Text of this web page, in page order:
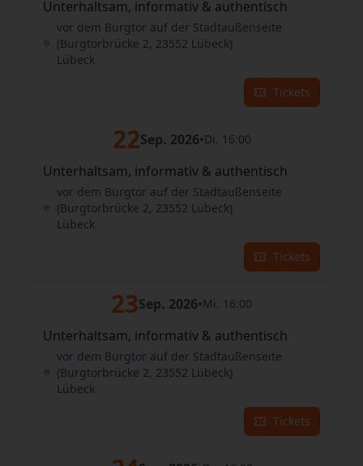
Unterhaltsam, informativ & authentisch
vor dem Burgtor auf der Stadtaußenseite
(Burgtorbrücke 2, 23552 Lübeck)
Lübeck
Tickets
22Sep. 2026•Di. 16:00
Unterhaltsam, informativ & authentisch
vor dem Burgtor auf der Stadtaußenseite
(Burgtorbrücke 2, 23552 Lübeck)
Lübeck
Tickets
23Sep. 2026•Mi. 16:00
Unterhaltsam, informativ & authentisch
vor dem Burgtor auf der Stadtaußenseite
(Burgtorbrücke 2, 23552 Lübeck)
Lübeck
Tickets